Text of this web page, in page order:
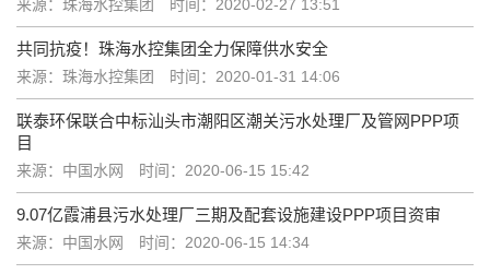
来源：珠海水控集团 时间：2020-02-27 13:51
共同抗疫！珠海水控集团全力保障供水安全
来源：珠海水控集团 时间：2020-01-31 14:06
联泰环保联合中标汕头市潮阳区潮关污水处理厂及管网PPP项
目
来源：中国水网 时间：2020-06-15 15:42
9.07亿霞浦县污水处理厂三期及配套设施建设PPP项目资审
来源：中国水网 时间：2020-06-15 14:34